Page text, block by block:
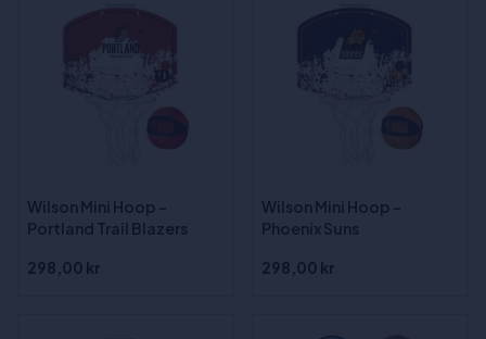
Wilson Mini Hoop -
Portland Trail Blazers
298,00 kr
Wilson Mini Hoop -
Phoenix Suns
298,00 kr